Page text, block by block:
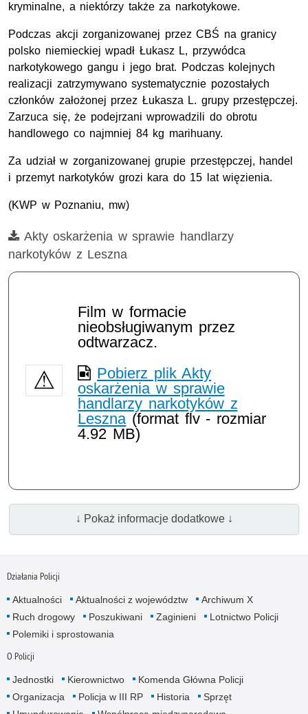
kryminalne, a niektórzy także za narkotykowe.
Podczas akcji zorganizowanej przez CBŚ na granicy
polsko niemieckiej wpadł Łukasz L, przywódca
narkotykowego gangu i jego brat. Podczas kolejnych
realizacji zatrzymywano systematycznie pozostałych
członków założonej przez Łukasza L. grupy przestępczej.
Zarzuca się, że podejrzani wprowadzili do obrotu
handlowego co najmniej 84 kg marihuany.
Za udział w zorganizowanej grupie przestępczej, handel
i przemyt narkotyków grozi kara do 15 lat więzienia.
(KWP w Poznaniu, mw)
Film
Akty oskarżenia w sprawie handlarzy
narkotyków z Leszna
Film w formacie
nieobsługiwanym przez
odtwarzacz.
Pobierz plik Akty
oskarżenia w sprawie
handlarzy narkotyków z
Leszna (format flv - rozmiar
4.92 MB)
↓ Pokaż informacje dodatkowe ↓
Działania Policji
Aktualności Aktualności z województw
Archiwum X
Ruch drogowy
Poszukiwani Zaginieni
Lotnictwo Policji
Polemiki i sprostowania
O Policji
Jednostki Kierownictwo
Komenda Główna Policji
Organizacja
Policja w III RP Historia
Sprzęt